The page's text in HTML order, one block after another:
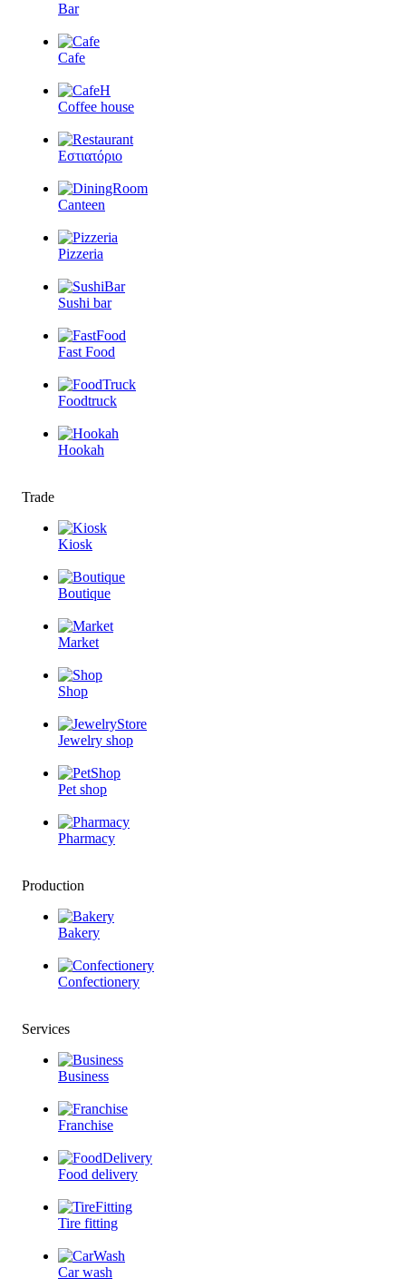
Bar
Cafe
Coffee house
Εστιατόριο
Canteen
Pizzeria
Sushi bar
Fast Food
Foodtruck
Hookah
Trade
Kiosk
Boutique
Market
Shop
Jewelry shop
Pet shop
Pharmacy
Production
Bakery
Confectionery
Services
Business
Franchise
Food delivery
Tire fitting
Car wash